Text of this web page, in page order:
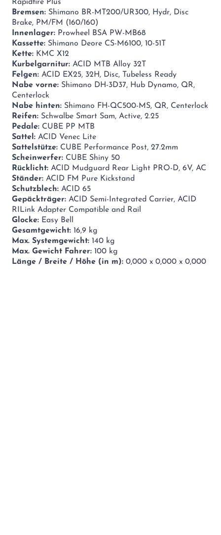
Rapidfire Plus
Bremsen: Shimano BR-MT200/UR300, Hydr, Disc
Brake, PM/FM (160/160)
Innenlager: Prowheel BSA PW-MB68
Kassette: Shimano Deore CS-M6100, 10-51T
Kette: KMC X12
Kurbelgarnitur: ACID MTB Alloy 32T
Felgen: ACID EX25, 32H, Disc, Tubeless Ready
Nabe vorne: Shimano DH-3D37, Hub Dynamo, QR,
Centerlock
Nabe hinten: Shimano FH-QC500-MS, QR, Centerlock
Reifen: Schwalbe Smart Sam, Active, 2.25
Pedale: CUBE PP MTB
Sattel: ACID Venec Lite
Sattelstütze: CUBE Performance Post, 27.2mm
Scheinwerfer: CUBE Shiny 50
Rücklicht: ACID Mudguard Rear Light PRO-D, 6V, AC
Ständer: ACID FM Pure Kickstand
Schutzblech: ACID 65
Gepäckträger: ACID Semi-Integrated Carrier, ACID
RILink Adapter Compatible and Rail
Glocke: Easy Bell
Gesamtgewicht: 16,9 kg
Max. Systemgewicht: 140 kg
Max. Gewicht Fahrer: 100 kg
Länge / Breite / Höhe (in m): 0,000 x 0,000 x 0,000